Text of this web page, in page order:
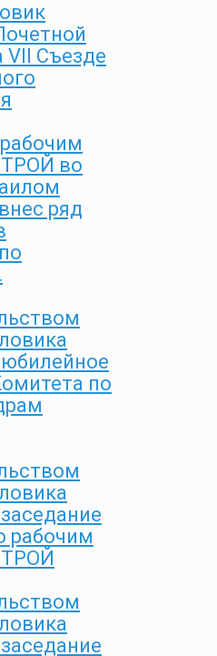
VII Съезде
во
ряд
по
рабочим